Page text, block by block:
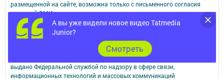
А вы уже видели новое видео Tatmedia
Junior?
Cмотреть
размещенной на сайте, возможна только с письменного согласия
редакций СМИ.
При поддержке Республиканского агентства по печати и массовым
коммуникациям.
Наименование СМИ: Кама ягы (Камская новь)
№ свидетельства о регистрации СМИ, дата: Эл №ФC 77-90200 от
выдано Федеральной службой по надзору в сфере связи,
информационных технологий и массовых коммуникаций